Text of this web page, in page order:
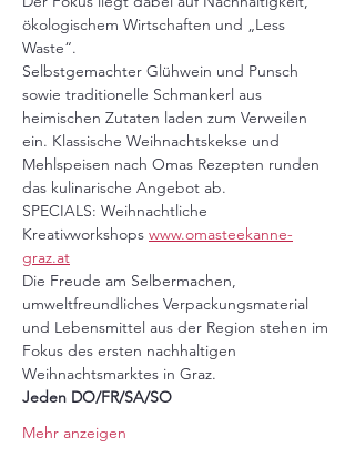
ökologischem Wirtschaften und „Less
Waste“.
Selbstgemachter Glühwein und Punsch
sowie traditionelle Schmankerl aus
heimischen Zutaten laden zum Verweilen
ein. Klassische Weihnachtskekse und
Mehlspeisen nach Omas Rezepten runden
das kulinarische Angebot ab.
SPECIALS: Weihnachtliche
Kreativworkshops www.omasteekanne-
graz.at
Die Freude am Selbermachen,
umweltfreundliches Verpackungsmaterial
und Lebensmittel aus der Region stehen im
Fokus des ersten nachhaltigen
Weihnachtsmarktes in Graz.
Jeden DO/FR/SA/SO
Mehr anzeigen